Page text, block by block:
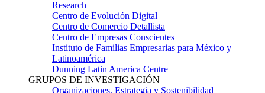
Research
Centro de Evolución Digital
Centro de Comercio Detallista
Centro de Empresas Conscientes
Instituto de Familias Empresarias para México y
Latinoamérica
Dunning Latin America Centre
GRUPOS DE INVESTIGACIÓN
Organizaciones, Estrategia y Sostenibilidad